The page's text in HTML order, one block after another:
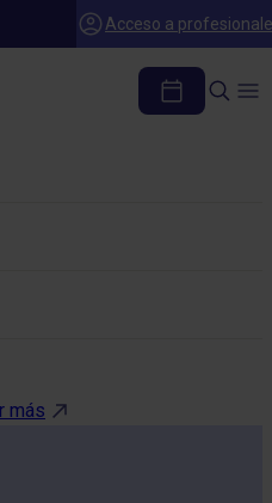
Acceso a
GRAM
más